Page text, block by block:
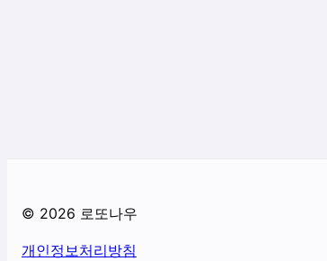
© 2026 로또나우
개인정보처리방침